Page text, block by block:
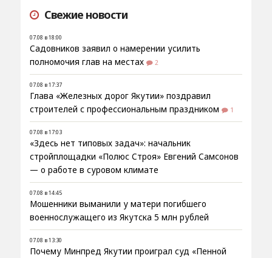
Свежие новости
07.08 в 18:00
Садовников заявил о намерении усилить
полномочия глав на местах
2
07.08 в 17:37
Глава «Железных дорог Якутии» поздравил
строителей с профессиональным праздником
1
07.08 в 17:03
«Здесь нет типовых задач»: начальник
стройплощадки «Полюс Строя» Евгений Самсонов
— о работе в суровом климате
07.08 в 14:45
Мошенники выманили у матери погибшего
военнослужащего из Якутска 5 млн рублей
07.08 в 13:30
Почему Минпред Якутии проиграл суд «Пенной